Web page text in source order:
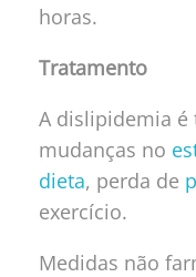
horas.
Tratamento
A dislipidemia
mudanças no
dieta, perda de
exercício.
Medidas não